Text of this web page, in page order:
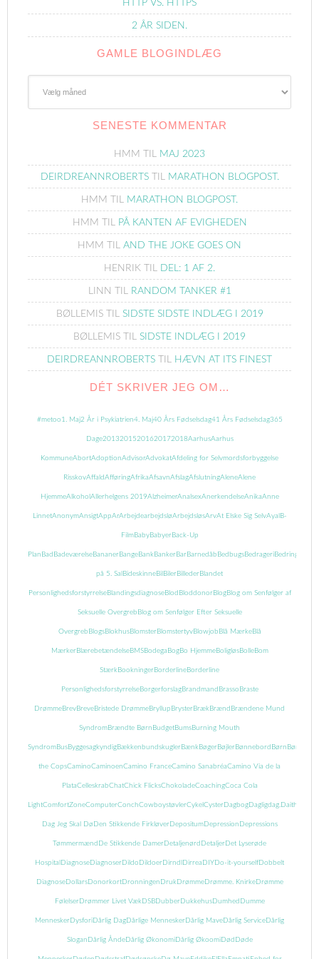
HTTP VS. HTTPS
2 ÅR SIDEN.
GAMLE BLOGINDLÆG
SENESTE KOMMENTAR
HMM TIL MAJ 2023
DEIRDREANNROBERTSTIL MARATHON BLOGPOST.
HMM TIL MARATHON BLOGPOST.
HMM TIL PÅ KANTEN AF EVIGHEDEN
HMM TIL AND THE JOKE GOES ON
HENRIK TIL DEL: 1 AF 2.
LINN TIL RANDOM TANKER #1
BØLLEMISTIL SIDSTE SIDSTE INDLÆG I 2019
BØLLEMIS TIL SIDSTE INDLÆG I 2019
DEIRDREANNROBERTS TIL HÆVN AT ITS FINEST
DÉT SKRIVER JEG OM…
#metoo 1. Maj2 År i Psykiatrien4. Maj40 Års Fødselsdag41 Års Fødselsdag365
Dage2013 2015 201620172018AarhusAarhus
KommuneAbortAdoptionAdvisorAdvokatAfdeling for Selvmordsforbyggelse
RisskovAffald AfføringAfrikaAfsavnAfslagAfslutningAleneAlene
HjemmeAlkohol Allerhelgens 2019AlzheimerAnalsexAnerkendelseAnikaAnne
LinnetAnonymAnsigtAppArArbejdearbejdsløArbejdsløsArvAt Elske Sig SelvAyal B-
FilmBabyBabyerBack-Up
Plan Bad BadeværelseBananerBangeBankBankerBarBarnedåb BedbugsBedrageriBedring
på 5. Sal BideskinneBil BilerBillederBlandet
PersonlighedsforstyrrelseBlandingsdiagnoseBlod BloddonorBlogBlog om Senfølger af
Seksuelle Overgreb Blog om Senfølger Efter Seksuelle
Overgreb BlogsBlokhusBlomsterBlomstertyvBlowjob Blå MærkeBlå
MærkerBlærebetændelseBMSBodega BogBo HjemmeBoligløsBolleBom
StærkBookningerBorderlineBorderline
PersonlighedsforstyrrelseBorgerforslagBrandmand Brasso Braste
DrømmeBrevBreveBristede DrømmeBryllup BrysterBrækBrænd Brændene Mund
SyndromBrændte Børn BudgetBumsBurning Mouth
SyndromBusByggesagkyndigBækkenbundskuglerBænkBøgerBøjlerBønnebord Børn Børnebog
the CopsCaminoCaminoenCamino FranceCamino SanabréaCamino Via de la
PlataCelleskrabChatChick FlicksChokoladeCoachingCoca Cola
LightComfortZoneComputerConchCowboystøvlerCykelCysterDagbogDagligdag. Daith
Dag Jeg Skal Dø Den Stikkende FirkløverDepositumDepression Depressions
Tømmermænd De Stikkende DamerDetaljenørd DetaljerDet Lyserøde
Hospital DiagnoseDiagnoserDildo DildoerDirndl Dirrea DIYDo-it-yourselfDobbelt
DiagnoseDollarsDonorkortDronningen DrukDrømmeDrømme. KnirkeDrømme
FølelserDrømmer Livet VækDSBDubberDukkehusDumhed Dumme
MenneskerDysforiDårlig DagDårlige MenneskerDårlig MaveDårlig ServiceDårlig
Slogan Dårlig ÅndeDårlig ØkonomiDårlig ØkoomiDød Døde